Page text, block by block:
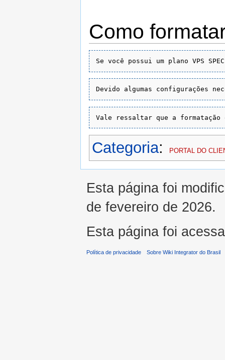
Como
Categoria: PORTAL DO
Esta página foi
de fevereiro de 2026.
Esta página foi
Política de privacidade Sobre Wiki Integrator do Brasil